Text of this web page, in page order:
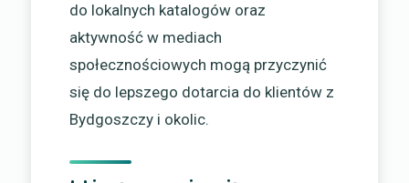
do lokalnych katalogów oraz
aktywność w mediach
społecznościowych mogą przyczynić
się do lepszego dotarcia do klientów z
Bydgoszczy i okolic.